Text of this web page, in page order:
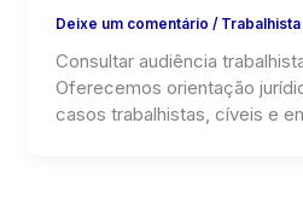
Deixe um comentário / Trabalhista
Consultar audiência
Oferecemos orientação
casos trabalhistas, cíveis e